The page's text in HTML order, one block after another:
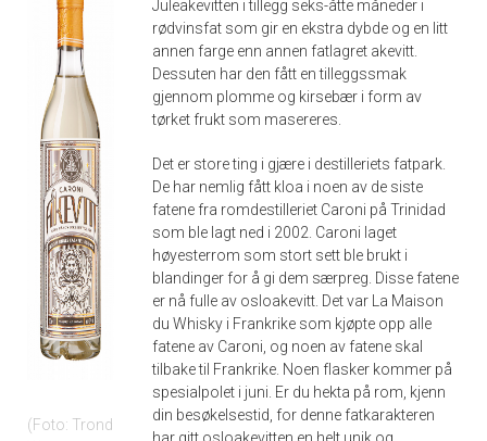
Foto: Trond
Juleakevitten i tillegg seks-åtte måneder i
rødvinsfat som gir en ekstra dybde og en litt
annen farge enn annen fatlagret akevitt.
Dessuten har den fått en tilleggssmak
gjennom plomme og kirsebær i form av
tørket frukt som masereres.
Det er store ting i gjære i destilleriets fatpark.
De har nemlig fått kloa i noen av de siste
fatene fra romdestilleriet Caroni på Trinidad
som ble lagt ned i 2002. Caroni laget
høyesterrom som stort sett ble brukt i
blandinger for å gi dem særpreg. Disse fatene
er nå fulle av osloakevitt. Det var La Maison
du Whisky i Frankrike som kjøpte opp alle
fatene av Caroni, og noen av fatene skal
tilbake til Frankrike. Noen flasker kommer på
spesialpolet i juni. Er du hekta på rom, kjenn
din besøkelsestid, for denne fatkarakteren